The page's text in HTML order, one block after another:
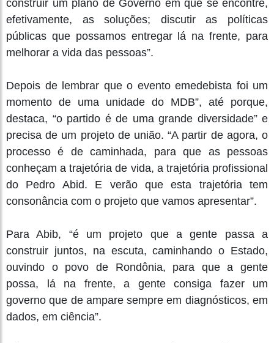
construir um plano de Governo em que se encontre,
efetivamente, as soluções; discutir as políticas
públicas que possamos entregar lá na frente, para
melhorar a vida das pessoas”.
Depois de lembrar que o evento emedebista foi um
momento de uma unidade do MDB”, até porque,
destaca, “o partido é de uma grande diversidade” e
precisa de um projeto de união. “A partir de agora, o
processo é de caminhada, para que as pessoas
conheçam a trajetória de vida, a trajetória profissional
do Pedro Abid. E verão que esta trajetória tem
consonância com o projeto que vamos apresentar”.
Para Abib, “é um projeto que a gente passa a
construir juntos, na escuta, caminhando o Estado,
ouvindo o povo de Rondônia, para que a gente
possa, lá na frente, a gente consiga fazer um
governo que de ampare sempre em diagnósticos, em
dados, em ciência”.